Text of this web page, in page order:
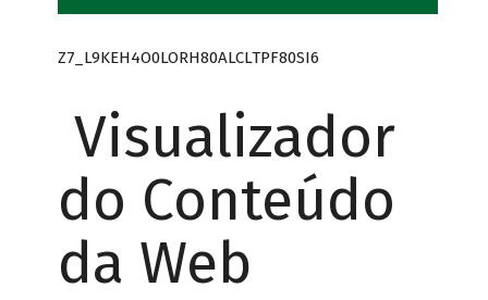
Z7_L9KEH4O0LORH80ALCLTPF80SI6
Visualizador
do Conteúdo
da Web